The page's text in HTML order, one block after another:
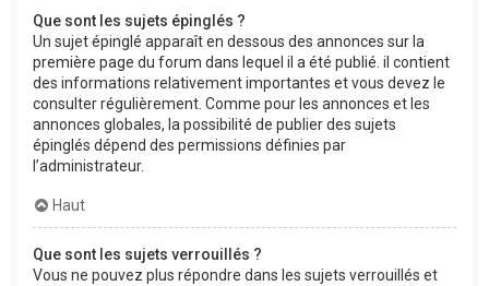
Que sont les sujets épinglés ?
Un sujet épinglé apparaît en dessous des annonces sur la
première page du forum dans lequel il a été publié. il contient
des informations relativement importantes et vous devez le
consulter régulièrement. Comme pour les annonces et les
annonces globales, la possibilité de publier des sujets
épinglés dépend des permissions définies par
l’administrateur.
Haut
Que sont les sujets verrouillés ?
Vous ne pouvez plus répondre dans les sujets verrouillés et